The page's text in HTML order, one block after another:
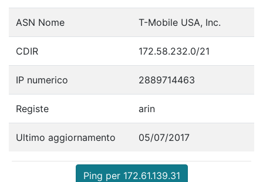
ASN Nome T-Mobile USA, Inc.
CDIR 172.58.232.0/21
IP numerico 2889714463
Registe arin
Ultimo aggiornamento 05/07/2017
Ping per 172.61.139.31